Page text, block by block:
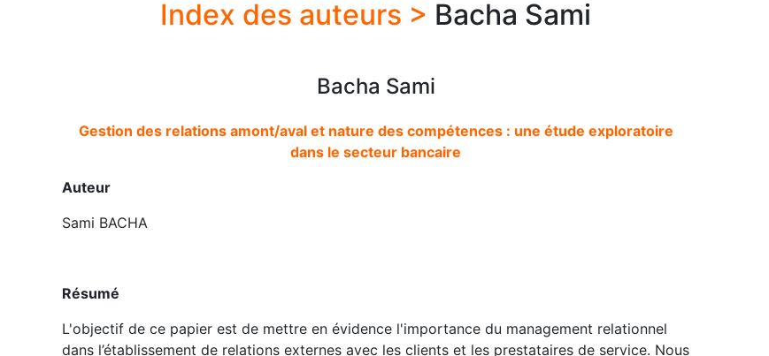
Index des auteurs > Bacha Sami
Bacha Sami
Gestion des relations amont/aval et nature des compétences : une étude exploratoire
dans le secteur bancaire
Auteur
Sami BACHA
Résumé
L'objectif de ce papier est de mettre en évidence l'importance du management relationnel
dans l’établissement de relations externes avec les clients et les prestataires de service. Nous